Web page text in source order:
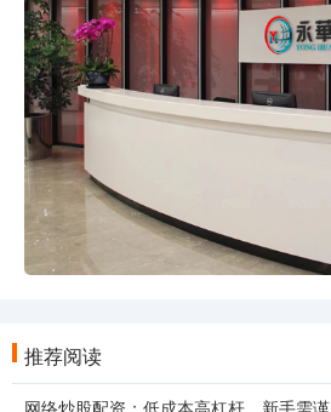
推荐阅读
网络炒股配资：低成本高杠杆，新手需谨